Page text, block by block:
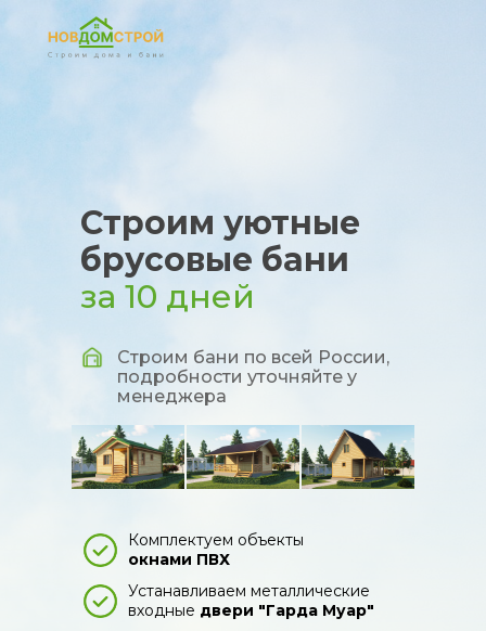
Комплектуем объекты
окнами ПВХ
Устанавливаем металлические
входные двери "Гарда Муар"
Строим бани по всей России,
подробности уточняйте у
менеджера
Строим уютные
брусовые бани
за 10 дней